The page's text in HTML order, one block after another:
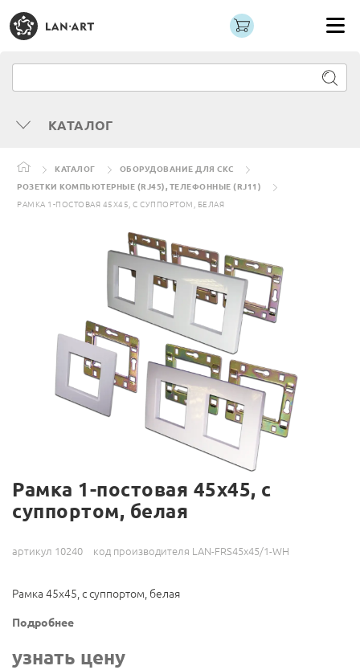
КАТАЛОГ
КАТАЛОГ
ОБОРУДОВАНИЕ ДЛЯ СКС
РОЗЕТКИ КОМПЬЮТЕРНЫЕ (RJ45), ТЕЛЕФОННЫЕ (RJ11)
РАМКА 1-ПОСТОВАЯ 45Х45, С СУППОРТОМ, БЕЛАЯ
Рамка 1-постовая 45х45, с
суппортом, белая
артикул 10240 код производителя LAN-FRS45x45/1-WH
Рамка 45х45, с суппортом, белая
Подробнее
узнать цену